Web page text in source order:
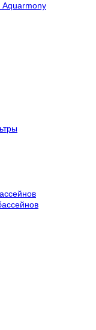
Aquarmony